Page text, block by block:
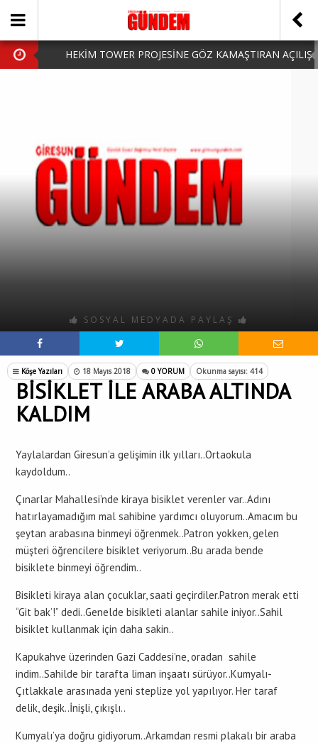
HEKİM TOWER PROJESİNE GÖZ KAMAŞTIRAN AÇILIŞ
HARUN CİCİ: VİDEOYU GÖRÜNCE GÖZLERİM DOLDU
SOSYAL MEDYADA PAYLAŞ
Köşe Yazıları 18 Mayıs 2018 0 YORUM Okunma sayısı: 414
BİSİKLET İLE ARABA ALTINDA
KALDIM
Yaylalardan Giresun’a gelişimin ilk yılları..Ortaokula
kaydoldum..
Çınarlar Mahallesi’nde kiraya bisiklet verenler var..Adını
hatırlayamadığım mal sahibine yardımcı oluyorum..Amacım bu
şeytan arabasına binmeyi öğrenmek..Patron yokken, gelen
müşteri öğrencilere bisiklet veriyorum..Bu arada bende
bisiklete binmeyi öğrendim..
Bisikleti kiraya alan çocuklar, saati geçirdiler.Patron merak etti
“Git bak’!” dedi..Genelde bisikleti alanlar sahile iniyor..Sahil
bisiklet kullanmak için daha sakin..
Kapukahve üzerinden Gazi Caddesi’ne, oradan sahile
indim..Sahilde bir tarafta liman inşaatı sürüyor..Kumyalı-
Çıtlakkale arasınada yeni steplize yol yapılıyor. Her taraf
delik, deşik..İnişli, çıkışlı..
Kumyalı’ya doğru gidiyorum..Arkamdan resmi plakalı bir araba